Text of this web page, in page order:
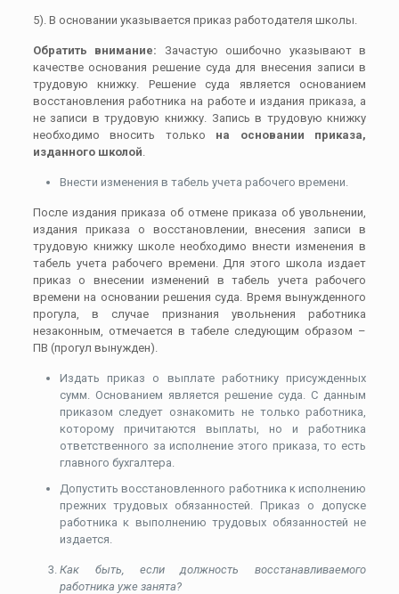
5). В основании указывается приказ работодателя школы.
Обратить внимание: Зачастую ошибочно указывают в
качестве основания решение суда для внесения записи в
трудовую книжку. Решение суда является основанием
восстановления работника на работе и издания приказа, а
не записи в трудовую книжку. Запись в трудовую книжку
необходимо вносить только на основании приказа,
изданного школой.
Внести изменения в табель учета рабочего времени.
После издания приказа об отмене приказа об увольнении,
издания приказа о восстановлении, внесения записи в
трудовую книжку школе необходимо внести изменения в
табель учета рабочего времени. Для этого школа издает
приказ о внесении изменений в табель учета рабочего
времени на основании решения суда. Время вынужденного
прогула, в случае признания увольнения работника
незаконным, отмечается в табеле следующим образом –
ПВ (прогул вынужден).
Издать приказ о выплате работнику присужденных
сумм. Основанием является решение суда. С данным
приказом следует ознакомить не только работника,
которому причитаются выплаты, но и работника
ответственного за исполнение этого приказа, то есть
главного бухгалтера.
Допустить восстановленного работника к исполнению
прежних трудовых обязанностей. Приказ о допуске
работника к выполнению трудовых обязанностей не
издается.
Как быть, если должность восстанавливаемого
работника уже занята?